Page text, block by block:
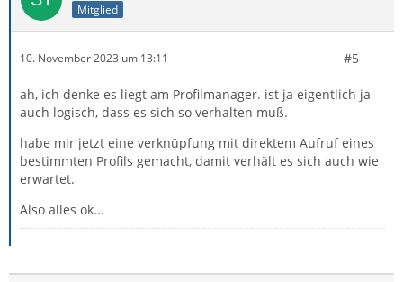
Mitglied
10. November 2023 um 13:11 #5
ah, ich denke es liegt am Profilmanager. ist ja eigentlich ja
auch logisch, dass es sich so verhalten muß.
habe mir jetzt eine verknüpfung mit direktem Aufruf eines
bestimmten Profils gemacht, damit verhält es sich auch wie
erwartet.
Also alles ok...